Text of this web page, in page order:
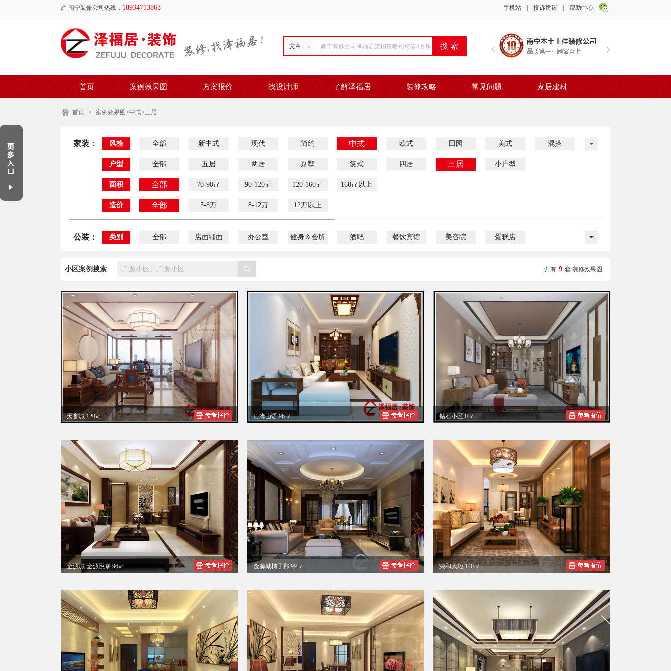
南宁装修公司热线： 18934713863 帮助中心
投诉建议
手机站
文章
首页 案例效果图 方案报价 找设计师 了解泽福居 装修攻略 常见问题 家居建材
首页 > 案例效果图>中式>三居
家装： 风格 全部 新中式 现代 简约 中式 欧式 田园 美式 混搭
户型 全部 五居 两居 别墅 复式 四居 三居 小户型
面积 全部 70-90㎡ 90-120㎡ 120-160㎡ 160㎡以上
造价 全部 5-8万 8-12万 12万以上
公装： 类别 全部 店面铺面 办公室 健身＆会所 酒吧 餐饮宾馆 美容院 蛋糕店
小区案例搜索 共有 9 套 装修效果图
天誉城 120㎡ 江湾山语 96㎡ 钻石小区 0㎡
金源城·金源悦峯 96㎡ 金源城橘子郡 99㎡ 荣和大地 140㎡